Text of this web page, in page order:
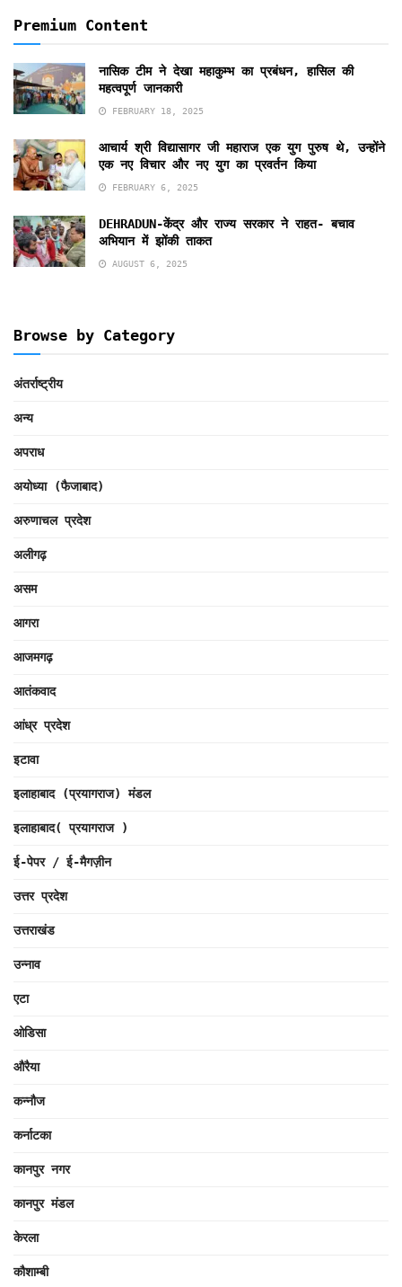
Premium Content
नासिक टीम ने देखा महाकुम्भ का प्रबंधन, हासिल की
महत्वपूर्ण जानकारी
FEBRUARY 18, 2025
आचार्य श्री विद्यासागर जी महाराज एक युग पुरुष थे, उन्होंने
एक नए विचार और नए युग का प्रवर्तन किया
FEBRUARY 6, 2025
DEHRADUN-केंद्र और राज्य सरकार ने राहत- बचाव
अभियान में झोंकी ताकत
AUGUST 6, 2025
Browse by Category
अंतर्राष्ट्रीय
अन्य
अपराध
अयोध्या (फैजाबाद)
अरुणाचल प्रदेश
अलीगढ़
असम
आगरा
आजमगढ़
आतंकवाद
आंध्र प्रदेश
इटावा
इलाहाबाद (प्रयागराज) मंडल
इलाहाबाद( प्रयागराज )
ई-पेपर / ई-मैगज़ीन
उत्तर प्रदेश
उत्तराखंड
उन्नाव
एटा
ओडिसा
औरैया
कन्नौज
कर्नाटका
कानपुर नगर
कानपुर मंडल
केरला
कौशाम्बी